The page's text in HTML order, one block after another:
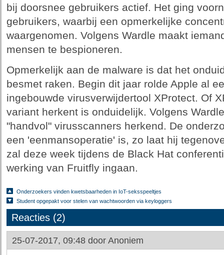
bij doorsnee gebruikers actief. Het ging
gebruikers, waarbij een opmerkelijke
waargenomen. Volgens Wardle maakt
mensen te bespioneren.
Opmerkelijk aan de malware is dat het
besmet raken. Begin dit jaar rolde Apple al
ingebouwde virusverwijdertool XProtect. Of
variant herkent is onduidelijk. Volgens
"handvol" virusscanners herkend. De
een 'eenmansoperatie' is, zo laat hij
zal deze week tijdens de Black Hat
werking van Fruitfly ingaan.
Onderzoekers vinden kwetsbaarheden in IoT-seksspeeltjes
Student opgepakt voor stelen van wachtwoorden via keyloggers
Reacties (2)
25-07-2017, 09:48 door Anoniem